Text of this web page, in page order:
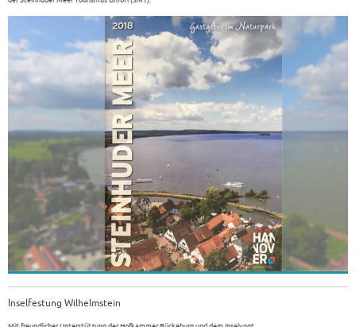
Inselfestung Wilhelmstein